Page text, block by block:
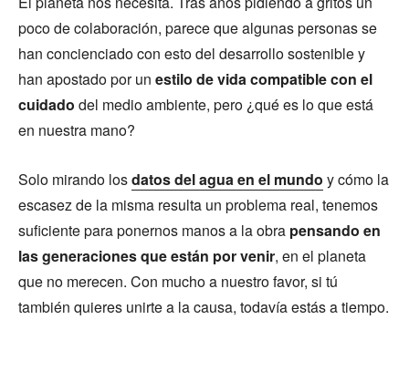
poco de colaboración, parece que algunas personas se
han concienciado con esto del desarrollo sostenible y
han apostado por un estilo de vida compatible con el
cuidado del medio ambiente, pero ¿qué es lo que está
en nuestra mano?
Solo mirando losdatos del agua en el mundo y cómo la
escasez de la misma resulta un problema real, tenemos
suficiente para ponernos manos a la obra pensando en
las generaciones que están por venir, en el planeta
que no merecen. Con mucho a nuestro favor, si tú
también quieres unirte a la causa, todavía estás a tiempo.